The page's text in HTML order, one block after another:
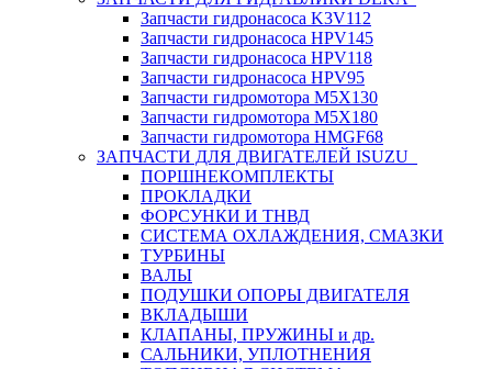
Запчасти гидронасоса K3V112
Запчасти гидронасоса HPV145
Запчасти гидронасоса HPV118
Запчасти гидронасоса HPV95
Запчасти гидромотора M5X130
Запчасти гидромотора M5X180
Запчасти гидромотора HMGF68
ЗАПЧАСТИ ДЛЯ ДВИГАТЕЛЕЙ ISUZU
ПОРШНЕКОМПЛЕКТЫ
ПРОКЛАДКИ
ФОРСУНКИ И ТНВД
СИСТЕМА ОХЛАЖДЕНИЯ, СМАЗКИ
ТУРБИНЫ
ВАЛЫ
ПОДУШКИ ОПОРЫ ДВИГАТЕЛЯ
ВКЛАДЫШИ
КЛАПАНЫ, ПРУЖИНЫ и др.
САЛЬНИКИ, УПЛОТНЕНИЯ